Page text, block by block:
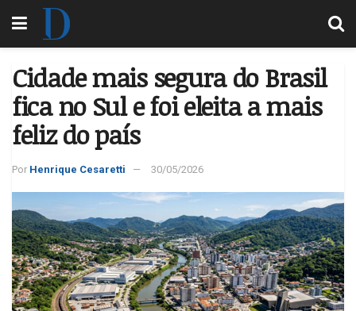
Cidade mais segura do Brasil
fica no Sul e foi eleita a mais
feliz do país
Por Henrique Cesaretti 30/05/2026